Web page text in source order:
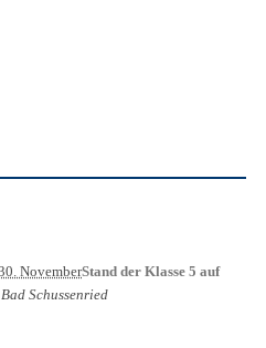
NovemberStand der Klasse 5 auf
Schussenried